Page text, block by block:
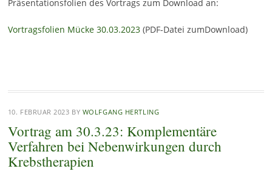
Präsentationsfolien des Vortrags zum Download an:
Vortragsfolien Mücke 30.03.2023(PDF-Datei zumDownload)
10. FEBRUAR 2023 BY WOLFGANG HERTLING
Vortrag am 30.3.23: Komplementäre
Verfahren bei Nebenwirkungen durch
Krebstherapien